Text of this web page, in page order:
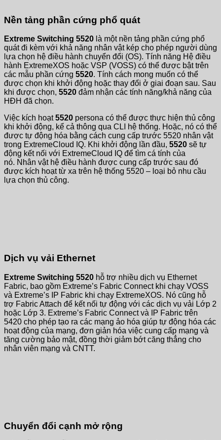
Nền tảng phần cứng phổ quát
Extreme Switching 5520 là một nền tảng phần cứng phổ
quát đi kèm với khả năng nhân vật kép cho phép người dùng
lựa chọn hệ điều hành chuyển đổi (OS). Tính năng Hệ điều
hành ExtremeXOS hoặc VSP (VOSS) có thể được bật trên
các mẫu phần cứng 5520. Tính cách mong muốn có thể
được chọn khi khởi động hoặc thay đổi ở giai đoạn sau. Sau
khi được chọn, 5520 đảm nhận các tính năng/khả năng của
HĐH đã chọn.
Việc kích hoạt5520 persona có thể được thực hiện thủ công
khi khởi động, kể cả thông qua CLI hệ thống. Hoặc, nó có thể
được tự động hóa bằng cách cung cấp trước 5520 nhân vật
trong ExtremeCloud IQ. Khi khởi động lần đầu, 5520 sẽ tự
động kết nối với ExtremeCloud IQ để tìm cá tính của
nó. Nhân vật hệ điều hành được cung cấp trước sau đó
được kích hoạt từ xa trên hệ thống 5520 – loại bỏ nhu cầu
lựa chọn thủ công.
Dịch vụ vải Ethernet
Extreme Switching 5520 hỗ trợ nhiều dịch vụ Ethernet
Fabric, bao gồm Extreme’s Fabric Connect khi chạy VOSS
và Extreme’s IP Fabric khi chạy ExtremeXOS. Nó cũng hỗ
trợ Fabric Attach để kết nối tự động với các dịch vụ vải Lớp 2
hoặc Lớp 3. Extreme’s Fabric Connect và IP Fabric trên
5420 cho phép tạo ra các mạng ảo hóa giúp tự động hóa các
hoạt động của mạng, đơn giản hóa việc cung cấp mạng và
tăng cường bảo mật, đồng thời giảm bớt căng thẳng cho
nhân viên mạng và CNTT.
Chuyển đổi cạnh mở rộng